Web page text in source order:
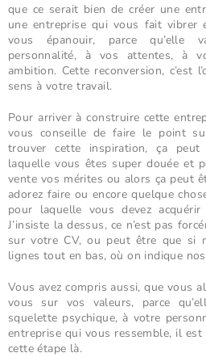
que ce serait bien de créer une
une entreprise qui vous fait vibrer
vous épanouir, parce qu’elle
personnalité, à vos attentes, à
ambition. Cette reconversion, c’est
sens à votre travail.
Pour arriver à construire cette
vous conseille de faire le point
trouver cette inspiration, ça
laquelle vous êtes super douée et
vente vos mérites ou alors ça peut
adorez faire ou encore quelque
pour laquelle vous devez acquérir
J’insiste la dessus, ce n’est pas
sur votre CV, ou peut être que si
lignes tout en bas, où on indique
Vous avez compris aussi, que vous
vous sur vos valeurs, parce
squelette psychique, à votre
entreprise qui vous ressemble, il
cette étape là.